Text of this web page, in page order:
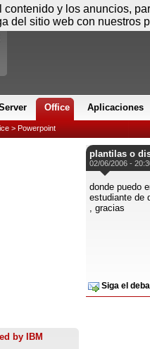
Office Aplicaciones
> Powerpoint
by IBM
plantilas o
02/06/2006 -
donde puedo
estudiante de
, gracias
Siga el
y los anuncios,
del sitio web con nuestros